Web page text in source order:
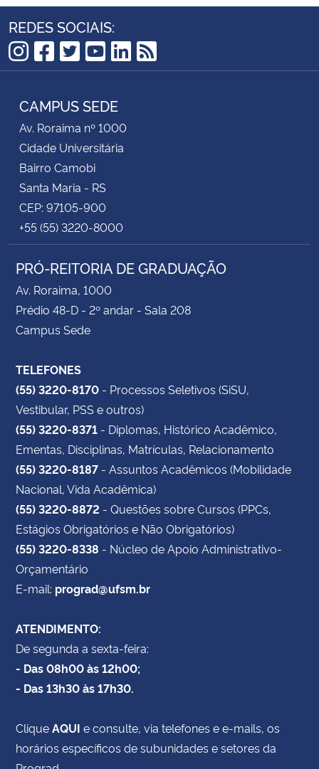
REDES SOCIAIS:
Instagram
Facebook
Twitter
YouTube
LinkedIn
RSS
CAMPUS SEDE
Av. Roraima nº 1000
Cidade Universitária
Bairro Camobi
Santa Maria - RS
CEP: 97105-900
+55 (55) 3220-8000
PRÓ-REITORIA DE GRADUAÇÃO
Av. Roraima, 1000
Prédio 48-D - 2º andar - Sala 208
Campus Sede
TELEFONES
(55) 3220-8170 - Processos Seletivos (SiSU,
Vestibular, PSS e outros)
(55) 3220-8371 - Diplomas, Histórico Acadêmico,
Ementas, Disciplinas, Matrículas, Relacionamento
(55) 3220-8187 - Assuntos Acadêmicos (Mobilidade
Nacional, Vida Acadêmica)
(55) 3220-8872 - Questões sobre Cursos (PPCs,
Estágios Obrigatórios e Não Obrigatórios)
(55) 3220-8338 - Núcleo de Apoio Administrativo-
Orçamentário
E-mail: prograd@ufsm.br
ATENDIMENTO:
De segunda a sexta-feira:
- Das 08h00 às 12h00;
- Das 13h30 às 17h30.
CliqueAQUI e consulte, via telefones e e-mails, os
horários específicos de subunidades e setores da